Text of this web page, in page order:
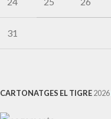
31
CARTONATGES EL TIGRE2026